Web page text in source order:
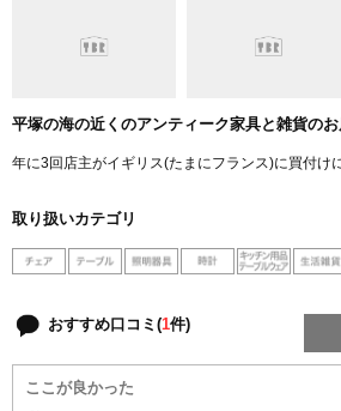
平塚の海の近くのアンティーク家具と雑貨のお
年に3回店主がイギリス(たまにフランス)に買付け
取り扱いカテゴリ
おすすめ口コミ(1件)
ここが良かった